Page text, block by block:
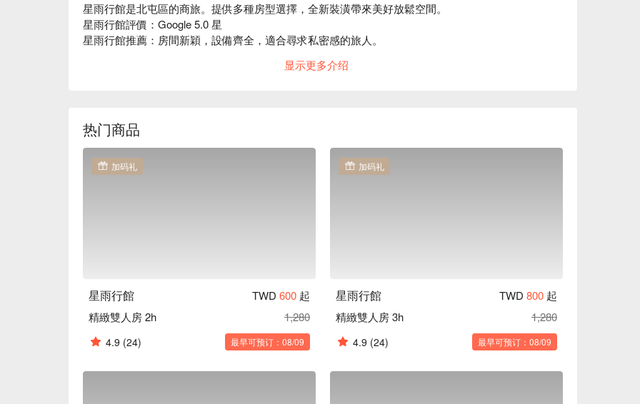
星雨行館是北屯區的商旅。提供多種房型選擇，全新裝潢帶來美好放鬆空間。
星雨行館評價：Google 5.0 星
星雨行館推薦：房間新穎，設備齊全，適合尋求私密感的旅人。
显示更多介绍
热门商品
加码礼
星雨行館 TWD 600 起
精緻雙人房 2h
1,280
4.9 (24) 最早可预订：08/09
加码礼
星雨行館 TWD 800 起
精緻雙人房 3h
1,280
4.9 (24) 最早可预订：08/09